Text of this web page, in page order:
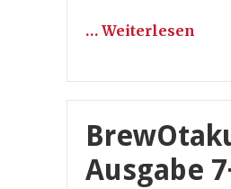
… Weiterlesen
Ausgabe